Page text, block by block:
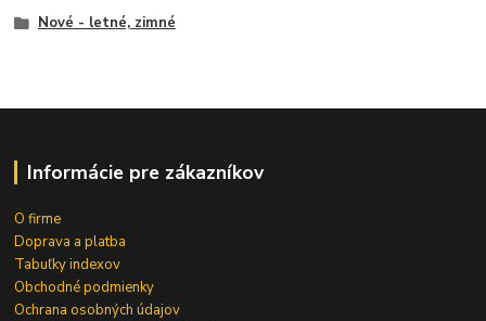
Nové - letné, zimné
Informácie pre zákazníkov
O firme
Doprava a platba
Tabuľky indexov
Obchodné podmienky
Ochrana osobných údajov